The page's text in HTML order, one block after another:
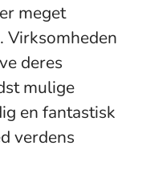
meget
Virksomheden
deres
mulige
en fantastisk
verdens